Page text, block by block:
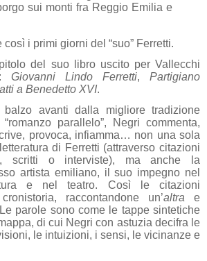
sui monti fra Reggio Emilia e
i primi giorni del “suo” Ferretti.
del suo libro uscito per Vallecchi
Giovanni Lindo Ferretti, Partigiano
a Benedetto XVI.
avanti dalla migliore tradizione
parallelo”, Negri commenta,
provoca, infiamma… non una sola
di Ferretti (attraverso citazioni
scritti o interviste), ma anche la
artista emiliano, il suo impegno nel
e nel teatro. Così le citazioni
raccontandone un’altra e
parole sono come le tappe sintetiche
di cui Negri con astuzia decifra le
le intuizioni, i sensi, le vicinanze e